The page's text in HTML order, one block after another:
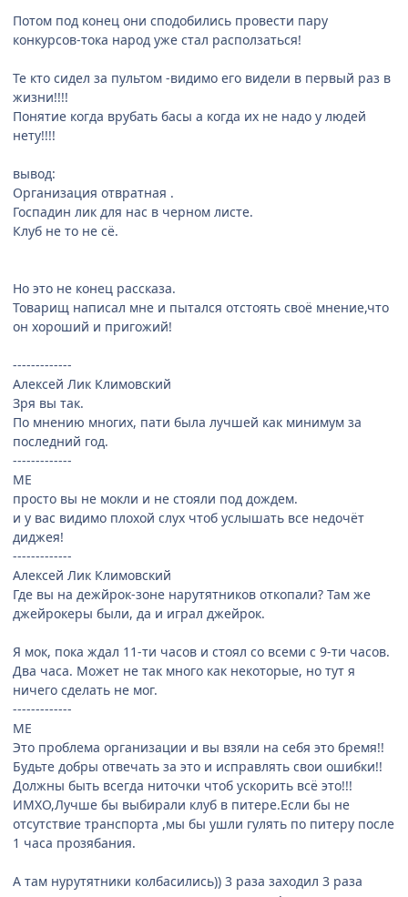
Потом под конец они сподобились провести пару
конкурсов-тока народ уже стал расползаться!
Те кто сидел за пультом -видимо его видели в первый раз в
жизни!!!!
Понятие когда врубать басы а когда их не надо у людей
нету!!!!
вывод:
Организация отвратная .
Госпадин лик для нас в черном листе.
Клуб не то не сё.
Но это не конец рассказа.
Товарищ написал мне и пытался отстоять своё мнение,что
он хороший и пригожий!
-------------
Алексей Лик Климовский
Зря вы так.
По мнению многих, пати была лучшей как минимум за
последний год.
-------------
ME
просто вы не мокли и не стояли под дождем.
и у вас видимо плохой слух чтоб услышать все недочёт
диджея!
-------------
Алексей Лик Климовский
Где вы на дежйрок-зоне нарутятников откопали? Там же
джейрокеры были, да и играл джейрок.
Я мок, пока ждал 11-ти часов и стоял со всеми с 9-ти часов.
Два часа. Может не так много как некоторые, но тут я
ничего сделать не мог.
-------------
ME
Это проблема организации и вы взяли на себя это бремя!!
Будьте добры отвечать за это и исправлять свои ошибки!!
Должны быть всегда ниточки чтоб ускорить всё это!!!
ИМХО,Лучше бы выбирали клуб в питере.Если бы не
отсутствие транспорта ,мы бы ушли гулять по питеру после
1 часа прозябания.
А там нурутятники колбасились)) 3 раза заходил 3 раза